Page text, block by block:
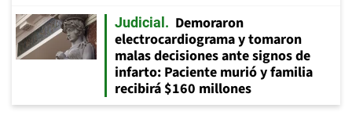
Judicial
Demoraron
electrocardiograma y tomaron
malas decisiones ante signos de
infarto: Paciente murió y familia
recibirá $160 millones